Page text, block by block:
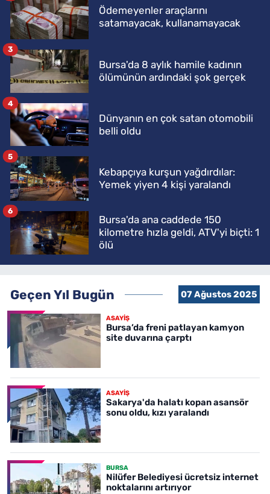
Ödemeyenler araçlarını
satamayacak, kullanamayacak
Bursa'da 8 aylık hamile kadının
ölümünün ardındaki şok gerçek
3
Dünyanın en çok satan otomobili
belli oldu
4
Kebapçıya kurşun yağdırdılar:
Yemek yiyen 4 kişi yaralandı
5
Bursa'da ana caddede 150
kilometre hızla geldi, ATV'yi biçti: 1
ölü
6
Geçen Yıl Bugün 07 Ağustos 2025
ASAYİŞ
Bursa’da freni patlayan kamyon
site duvarına çarptı
ASAYİŞ
Sakarya'da halatı kopan asansör
sonu oldu, kızı yaralandı
BURSA
Nilüfer Belediyesi ücretsiz internet
noktalarını artırıyor